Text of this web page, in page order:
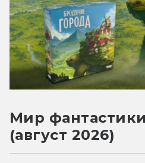
Мир
(август 2026)